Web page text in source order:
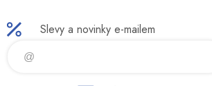
Slevy a novinky e-mailem